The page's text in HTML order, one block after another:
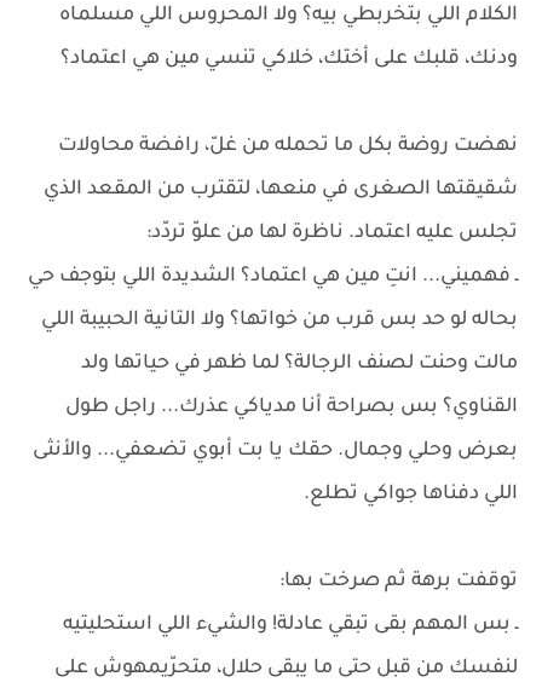
الكلام اللي بتخربطي بيه؟ ولا المحروس اللي مسلماه
ودنك، قلبك على أختك، خلاكي تنسي مين هي اعتماد؟
نهضت روضة بكل ما تحمله من غلّ، رافضة محاولات
شقيقتها الصغرى في منعها، لتقترب من المقعد الذي
تجلس عليه اعتماد. ناظرة لها من علوّ تردّد:
ـ فهميني... انتِ مين هي اعتماد؟ الشديدة اللي بتوجف حي
بحاله لو حد بس قرب من خواتها؟ ولا التانية الحبيبة اللي
مالت وحنت لصنف الرجالة؟ لما ظهر في حياتها ولد
القناوي؟ بس بصراحة أنا مدياكي عذرك... راجل طول
بعرض وحلي وجمال. حقك يا بت أبوي تضعفي... والأنثى
اللي دفناها جواكي تطلع.
توقفت برهة ثم صرخت بها:
ـ بس المهم بقى تبقي عادلة! والشيء اللي استحليتيه
لنفسك من قبل حتى ما يبقى حلال، متحرّيمهوش على